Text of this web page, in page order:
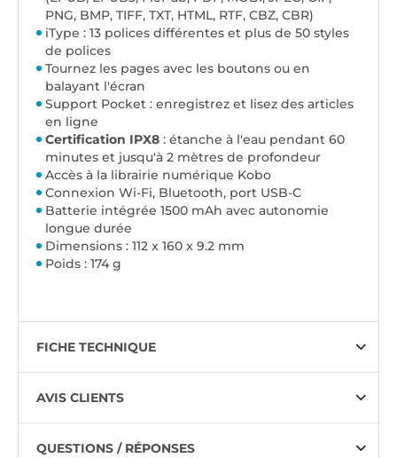
PNG, BMP, TIFF, TXT, HTML, RTF, CBZ, CBR)
iType : 13 polices différentes et plus de 50 styles
de polices
Tournez les pages avec les boutons ou en
balayant l'écran
Support Pocket : enregistrez et lisez des articles
en ligne
Certification IPX8 : étanche à l'eau pendant 60
minutes et jusqu'à 2 mètres de profondeur
Accès à la librairie numérique Kobo
Connexion Wi-Fi, Bluetooth, port USB-C
Batterie intégrée 1500 mAh avec autonomie
longue durée
Dimensions : 112 x 160 x 9.2 mm
Poids : 174 g
FICHE TECHNIQUE
AVIS CLIENTS
QUESTIONS / RÉPONSES